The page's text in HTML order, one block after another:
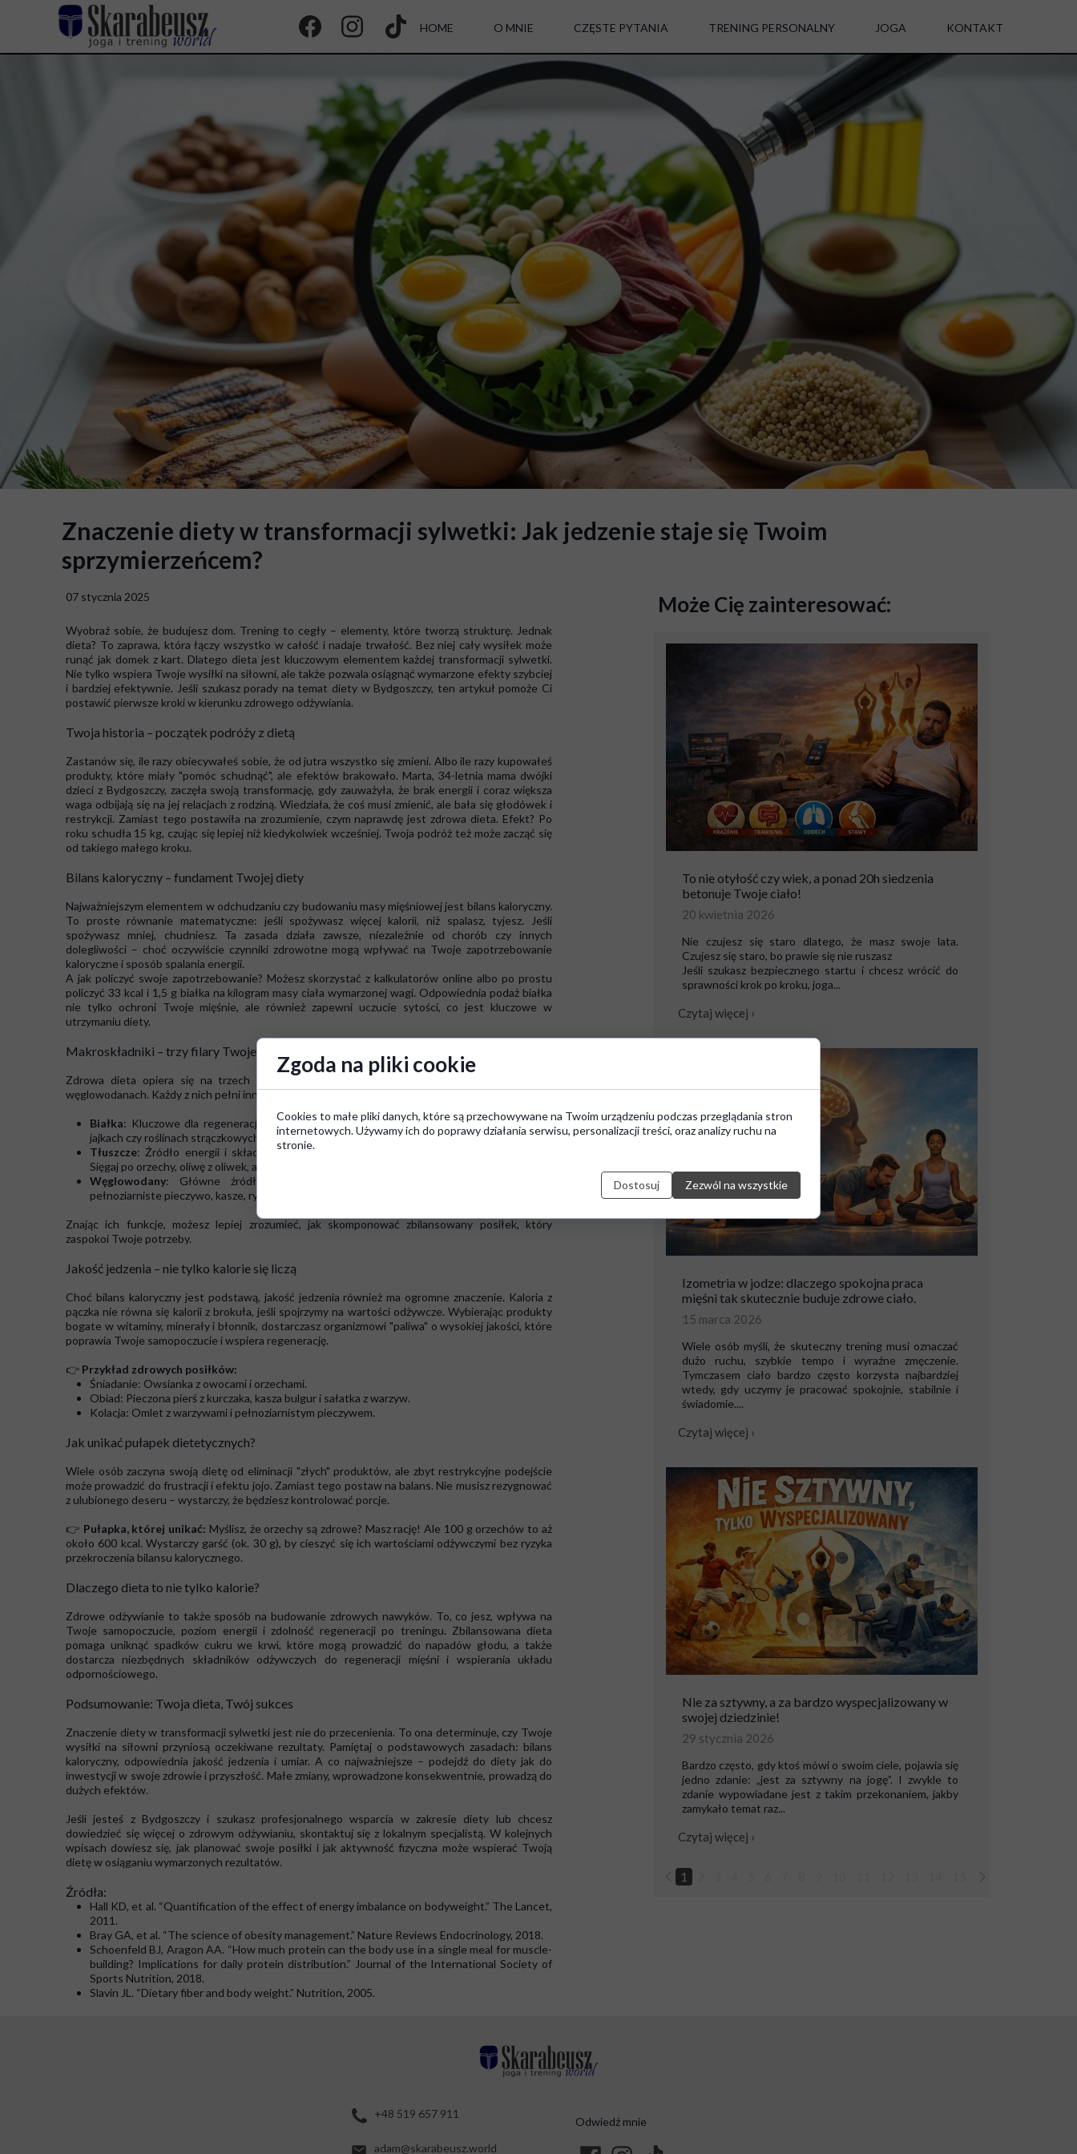
HOME O MNIE CZĘSTE PYTANIA TRENING PERSONALNY JOGA KONTAKT
Może Cię zainteresować:
To nie otyłość czy wiek, a ponad 20h siedzenia
betonuje Twoje ciało!
20 kwietnia 2026
Nie czujesz się staro dlatego, że masz swoje lata.
Czujesz się staro, bo prawie się nie ruszasz
Jeśli szukasz bezpiecznego startu i chcesz wrócić do
sprawności krok po kroku, joga...
Czytaj więcej ›
Izometria w jodze: dlaczego spokojna praca
mięśni tak skutecznie buduje zdrowe ciało.
15 marca 2026
Wiele osób myśli, że skuteczny trening musi oznaczać
dużo ruchu, szybkie tempo i wyraźne zmęczenie.
Tymczasem ciało bardzo często korzysta najbardziej
wtedy, gdy uczymy je pracować spokojnie, stabilnie i
świadomie....
Czytaj więcej ›
Nie za sztywny, a za bardzo wyspecjalizowany w
swojej dziedzinie!
29 stycznia 2026
Bardzo często, gdy ktoś mówi o swoim ciele, pojawia się
jedno zdanie: „jest za sztywny na jogę”. I zwykle to
zdanie wypowiadane jest z takim przekonaniem, jakby
zamykało temat raz...
Czytaj więcej ›
1 16
07 stycznia 2025
Znaczenie diety w transformacji sylwetki: Jak jedzenie staje się Twoim
sprzymierzeńcem?
Wyobraź sobie, że budujesz dom. Trening to cegły – elementy, które tworzą strukturę. Jednak
dieta? To zaprawa, która łączy wszystko w całość i nadaje trwałość. Bez niej cały wysiłek może
runąć jak domek z kart. Dlatego dieta jest kluczowym elementem każdej transformacji sylwetki.
Nie tylko wspiera Twoje wysiłki na siłowni, ale także pozwala osiągnąć wymarzone efekty szybciej
i bardziej efektywnie. Jeśli szukasz porady na temat diety w Bydgoszczy, ten artykuł pomoże Ci
postawić pierwsze kroki w kierunku zdrowego odżywiania.
Twoja historia – początek podróży z dietą
Zastanów się, ile razy obiecywałeś sobie, że od jutra wszystko się zmieni. Albo ile razy kupowałeś
produkty, które miały "pomóc schudnąć", ale efektów brakowało. Marta, 34-letnia mama dwójki
dzieci z Bydgoszczy, zaczęła swoją transformację, gdy zauważyła, że brak energii i coraz większa
waga odbijają się na jej relacjach z rodziną. Wiedziała, że coś musi zmienić, ale bała się głodówek i
restrykcji. Zamiast tego postawiła na zrozumienie, czym naprawdę jest zdrowa dieta. Efekt? Po
roku schudła 15 kg, czując się lepiej niż kiedykolwiek wcześniej. Twoja podróż też może zacząć się
od takiego małego kroku.
Bilans kaloryczny – fundament Twojej diety
Najważniejszym elementem w odchudzaniu czy budowaniu masy mięśniowej jest bilans kaloryczny.
To proste równanie matematyczne: jeśli spożywasz więcej kalorii, niż spalasz, tyjesz. Jeśli
spożywasz mniej, chudniesz. Ta zasada działa zawsze, niezależnie od chorób czy innych
dolegliwości – choć oczywiście czynniki zdrowotne mogą wpływać na Twoje zapotrzebowanie
kaloryczne i sposób spalania energii.
A jak policzyć swoje zapotrzebowanie? Możesz skorzystać z kalkulatorów online albo po prostu
policzyć 33 kcal i 1,5 g białka na kilogram masy ciała wymarzonej wagi. Odpowiednia podaż białka
nie tylko ochroni Twoje mięśnie, ale również zapewni uczucie sytości, co jest kluczowe w
utrzymaniu diety.
Makroskładniki – trzy filary Twojej diety
Zdrowa dieta opiera się na trzech podstawowych makroskładnikach: białkach, tłuszczach i
węglowodanach. Każdy z nich pełni inną rolę w Twoim organizmie:
Białka: Kluczowe dla regeneracji i budowy mięśni. Znajdziesz je w kurczaku, rybach, tofu,
jajkach czy roślinach strączkowych.
Tłuszcze: Źródło energii i składnik wspierający pracę mózgu oraz układu hormonalnego.
Sięgaj po orzechy, oliwę z oliwek, awokado czy tłuste ryby.
Węglowodany: Główne źródło energii, niezbędne dla osób aktywnych. Wybieraj
pełnoziarniste pieczywo, kasze, ryż, owoce i warzywa.
Znając ich funkcje, możesz lepiej zrozumieć, jak skomponować zbilansowany posiłek, który
zaspokoi Twoje potrzeby.
Jakość jedzenia – nie tylko kalorie się liczą
Choć bilans kaloryczny jest podstawą, jakość jedzenia również ma ogromne znaczenie. Kaloria z
pączka nie równa się kalorii z brokuła, jeśli spojrzymy na wartości odżywcze. Wybierając produkty
bogate w witaminy, minerały i błonnik, dostarczasz organizmowi "paliwa" o wysokiej jakości, które
poprawia Twoje samopoczucie i wspiera regenerację.
👉 Przykład zdrowych posiłków:
Śniadanie: Owsianka z owocami i orzechami.
Obiad: Pieczona pierś z kurczaka, kasza bulgur i sałatka z warzyw.
Kolacja: Omlet z warzywami i pełnoziarnistym pieczywem.
Jak unikać pułapek dietetycznych?
Wiele osób zaczyna swoją dietę od eliminacji "złych" produktów, ale zbyt restrykcyjne podejście
może prowadzić do frustracji i efektu jojo. Zamiast tego postaw na balans. Nie musisz rezygnować
z ulubionego deseru – wystarczy, że będziesz kontrolować porcje.
👉 Pułapka, której unikać: Myślisz, że orzechy są zdrowe? Masz rację! Ale 100 g orzechów to aż
około 600 kcal. Wystarczy garść (ok. 30 g), by cieszyć się ich wartościami odżywczymi bez ryzyka
przekroczenia bilansu kalorycznego.
Dlaczego dieta to nie tylko kalorie?
Zdrowe odżywianie to także sposób na budowanie zdrowych nawyków. To, co jesz, wpływa na
Twoje samopoczucie, poziom energii i zdolność regeneracji po treningu. Zbilansowana dieta
pomaga uniknąć spadków cukru we krwi, które mogą prowadzić do napadów głodu, a także
dostarcza niezbędnych składników odżywczych do regeneracji mięśni i wspierania układu
odpornościowego.
Podsumowanie: Twoja dieta, Twój sukces
Znaczenie diety w transformacji sylwetki jest nie do przecenienia. To ona determinuje, czy Twoje
wysiłki na siłowni przyniosą oczekiwane rezultaty. Pamiętaj o podstawowych zasadach: bilans
kaloryczny, odpowiednia jakość jedzenia i umiar. A co najważniejsze – podejdź do diety jak do
inwestycji w swoje zdrowie i przyszłość. Małe zmiany, wprowadzone konsekwentnie, prowadzą do
dużych efektów.
Jeśli jesteś z Bydgoszczy i szukasz profesjonalnego wsparcia w zakresie diety lub chcesz
dowiedzieć się więcej o zdrowym odżywianiu, skontaktuj się z lokalnym specjalistą. W kolejnych
wpisach dowiesz się, jak planować swoje posiłki i jak aktywność fizyczna może wspierać Twoją
dietę w osiąganiu wymarzonych rezultatów.
Źródła:
Hall KD, et al. “Quantification of the effect of energy imbalance on bodyweight.” The Lancet,
2011.
Bray GA, et al. “The science of obesity management.” Nature Reviews Endocrinology, 2018.
Schoenfeld BJ, Aragon AA. “How much protein can the body use in a single meal for muscle-
building? Implications for daily protein distribution.” Journal of the International Society of
Sports Nutrition, 2018.
Slavin JL. “Dietary fiber and body weight.” Nutrition, 2005.
+48 519 657 911
adam@skarabeusz.world
Odwiedź mnie
Zgoda na pliki cookie
Cookies to małe pliki danych, które są przechowywane na Twoim urządzeniu podczas przeglądania stron
internetowych. Używamy ich do poprawy działania serwisu, personalizacji treści, oraz analizy ruchu na
stronie.
Dostosuj Zezwól na wszystkie